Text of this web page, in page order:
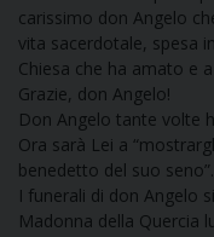
carissimo don Angelo
vita sacerdotale, spesa
Chiesa che ha amato e
Grazie, don Angelo!
Don Angelo tante volte
Ora sarà Lei a
benedetto del suo
I funerali di don Angelo
Madonna della Quercia